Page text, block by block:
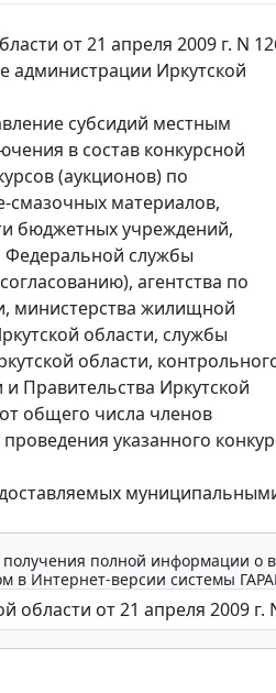
от 21 апреля 2009 г. N
администрации Иркутской
субсидий местным
в состав конкурсной
(аукционов) по
смазочных материалов,
бюджетных учреждений,
Федеральной службы
агентства по
министерства жилищной
области, службы
области,
Правительства Иркутской
общего числа членов
указанного
получения полной информации о
в Интернет-версии системы